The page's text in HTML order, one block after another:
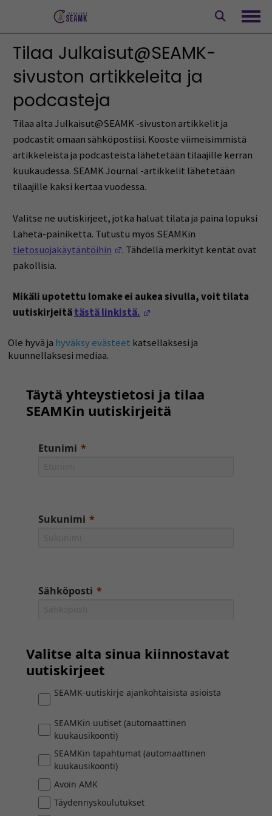
Tilaa Julkaisut@SEAMK-
sivuston artikkeleita ja
podcasteja
Tilaa alta Julkaisut@SEAMK -sivuston artikkelit ja
podcastit omaan sähköpostiisi. Kooste viimeisimmistä
artikkeleista ja podcasteista lähetetään tilaajille kerran
kuukaudessa. SEAMK Journal -artikkelit lähetetään
tilaajille kaksi kertaa vuodessa.
Valitse ne uutiskirjeet, jotka haluat tilata ja paina lopuksi
Lähetä-painiketta. Tutustu myös SEAMKin
tietosuojakäytäntöihin
(Opens in a new window)
. Tähdellä merkityt kentät ovat
pakollisia.
Mikäli upotettu lomake ei aukea sivulla, voit tilata
uutiskirjeitätästä linkistä.
Ole hyvä ja hyväksy evästeet katsellaksesi ja
kuunnellaksesi mediaa.
Täytä yhteystietosi ja tilaa
SEAMKin uutiskirjeitä
Etunimi
Sukunimi
Sähköposti
Valitse alta sinua kiinnostavat
uutiskirjeet
SEAMK-uutiskirje ajankohtaisista asioista
SEAMKin uutiset (automaattinen
kuukausikoonti)
SEAMKin tapahtumat (automaattinen
kuukausikoonti)
Avoin AMK
Täydennyskoulutukset